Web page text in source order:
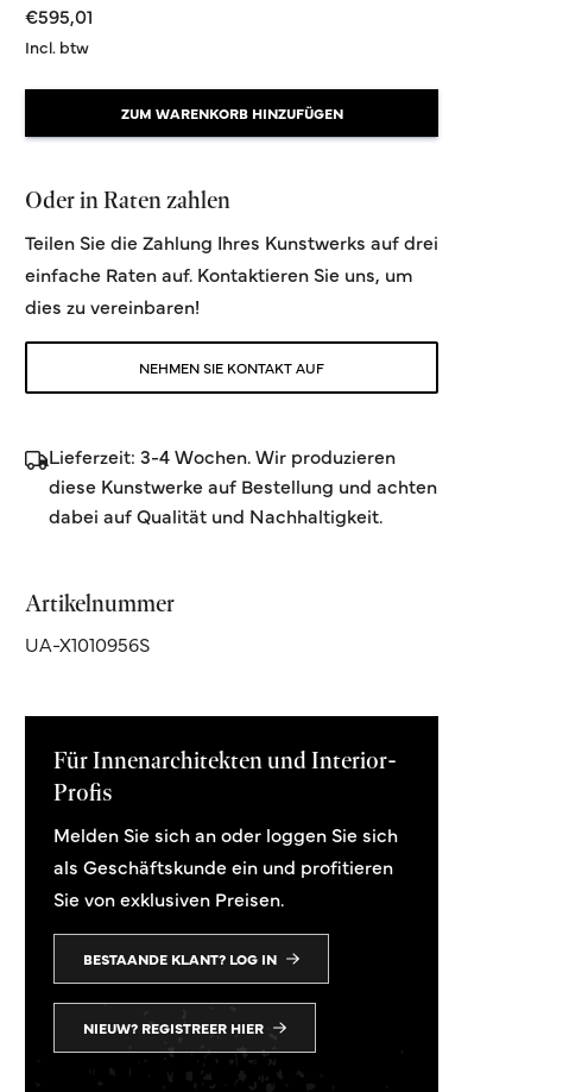
€595,01
Incl. btw
ZUM WARENKORB HINZUFÜGEN
Oder in Raten zahlen
Teilen Sie die Zahlung Ihres Kunstwerks auf drei
einfache Raten auf. Kontaktieren Sie uns, um
dies zu vereinbaren!
NEHMEN SIE KONTAKT AUF
Lieferzeit: 3-4 Wochen. Wir produzieren
diese Kunstwerke auf Bestellung und achten
dabei auf Qualität und Nachhaltigkeit.
Artikelnummer
UA-X1010956S
Für Innenarchitekten und Interior-
Profis
Melden Sie sich an oder loggen Sie sich
als Geschäftskunde ein und profitieren
Sie von exklusiven Preisen.
BESTAANDE KLANT? LOG IN
NIEUW? REGISTREER HIER